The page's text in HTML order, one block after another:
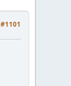
#1101